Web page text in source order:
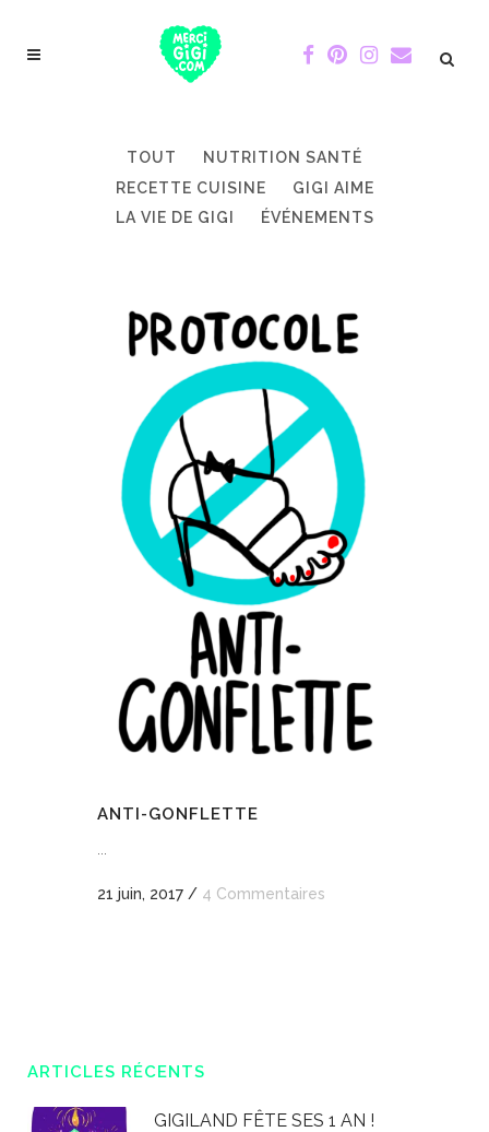
TOUT
NUTRITION SANTÉ
RECETTE CUISINE
GIGI AIME
LA VIE DE GIGI
ÉVÉNEMENTS
ANTI-GONFLETTE
21 juin, 2017 / 4 Commentaires
ARTICLES RÉCENTS
GIGILAND FÊTE SES 1 AN !